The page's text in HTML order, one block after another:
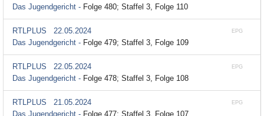
Das Jugendgericht - Folge 480; Staffel 3, Folge 110
EPG
RTLPLUS
22.05.2024
Das Jugendgericht - Folge 479; Staffel 3, Folge 109
EPG
RTLPLUS
22.05.2024
Das Jugendgericht - Folge 478; Staffel 3, Folge 108
EPG
RTLPLUS
21.05.2024
Das Jugendgericht - Folge 477; Staffel 3, Folge 107